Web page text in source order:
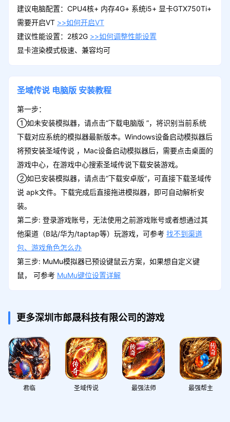
冰雪礼包
1元充值卷*5、绑定元宝*100万、转生灵玉
1元充值卷*5、绑定元宝*100万、天书碎片
*10
公测礼包
1元充值卷*10、绑定元宝*100万、转生魂
晶*10
领取
灵石*3、天书碎片*10、绑定元宝*10万
签到第2天礼包
灵石*5、天书碎片*20、绑定元宝*20万
灵石*10、天书碎片*30、绑定元宝*30万
签到第5天礼包
建议电脑配置：CPU4核+ 内存4G+ 系统i5+ 显卡GTX750Ti+
需要开启VT >>如何开启VT
建议性能设置：2核2G >>如何调整性能设置
显卡渲染模式极速、兼容均可
圣域传说 电脑版 安装教程
第一步：
①如未安装模拟器，请点击“下载电脑版 ”，将识别当前系统
下载对应系统的模拟器最新版本。Windows设备启动模拟器后
将预安装圣域传说 ，Mac设备启动模拟器后，需要点击桌面的
游戏中心，在游戏中心搜索圣域传说下载安装游戏。
②如已安装模拟器，请点击“下载安卓版”，可直接下载圣域传
说 apk文件。下载完成后直接拖进模拟器，即可自动解析安
装。
第二步: 登录游戏账号，无法使用之前游戏账号或者想通过其
他渠道（B站/华为/taptap等）玩游戏，可参考 找不到渠道
包、游戏角色怎么办
第三步: MuMu模拟器已预设键鼠云方案，如果想自定义键
鼠， 可参考 MuMu键位设置详解
更多深圳市郎晟科技有限公司的游戏
君临 圣域传说 最强法师 最强帮主